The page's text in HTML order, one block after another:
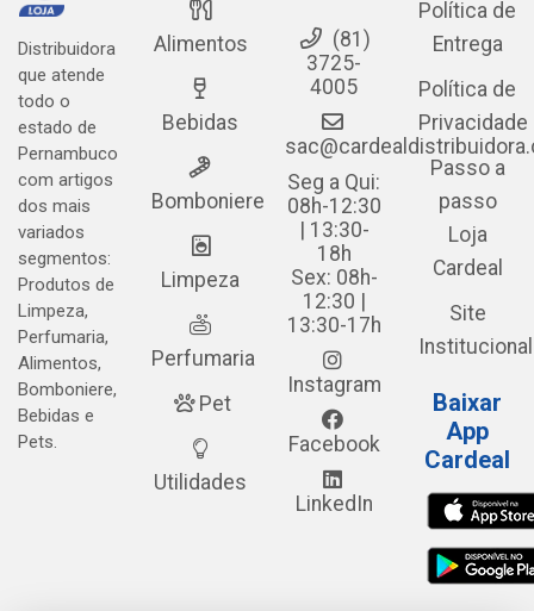
Distribuidora
que atende
todo o
estado de
Pernambuco
com artigos
dos mais
variados
segmentos:
Produtos de
Limpeza,
Perfumaria,
Alimentos,
Bomboniere,
Bebidas e
Pets.
Alimentos
Bebidas
Bomboniere
Limpeza
Perfumaria
Pet
Utilidades
(81)
3725-
4005
Seg a Qui:
08h-12:30
| 13:30-
18h
Sex: 08h-
12:30 |
13:30-17h
Instagram
Facebook
LinkedIn
Política de
Entrega
Política de
Privacidade
Passo a
passo
Loja
Cardeal
Site
Institucional
Baixar
App
Cardeal